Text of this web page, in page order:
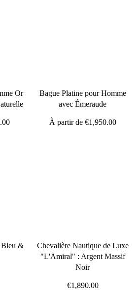
Or
Bague Platine pour Homme
avec Émeraude
À partir de €1,950.00
Bleu &
Chevalière Nautique de Luxe
"L'Amiral" : Argent Massif
Noir
€1,890.00